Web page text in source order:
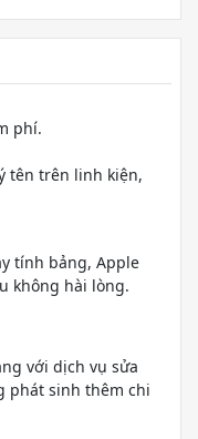
phí.
tên trên linh kiện,
tính bảng, Apple
không hài lòng.
với dịch vụ sửa
phát sinh thêm chi